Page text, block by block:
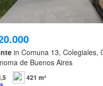
in Comuna 13, Colegiales,
de Buenos Aires
421 m²